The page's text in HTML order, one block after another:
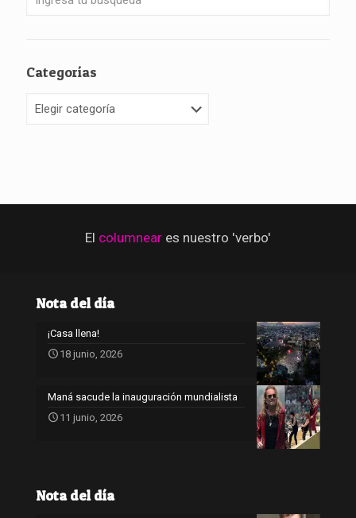
Categorías
El columnear es nuestro 'verbo'
Nota del día
¡Casa llena!
18 junio, 2026
Maná sacude la inauguración mundialista
11 junio, 2026
Nota del día